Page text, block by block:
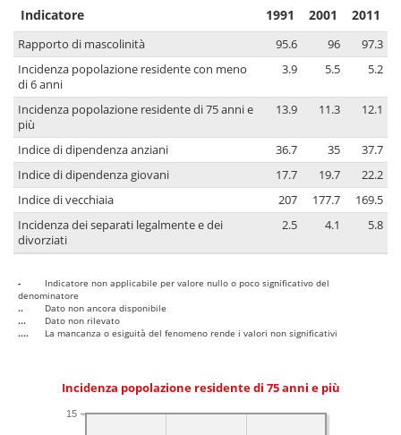
Indicatore 1991 2001 2011
Rapporto di mascolinità 95.6 96
97.3
Incidenza popolazione residente con meno
di 6 anni
3.9 5.5 5.2
Incidenza popolazione residente di 75 anni e
più
13.9 11.3 12.1
Indice di dipendenza anziani 36.7 35
37.7
Indice di dipendenza giovani
17.7 19.7
22.2
Indice di vecchiaia
207 177.7
169.5
Incidenza dei separati legalmente e dei
divorziati
2.5 4.1 5.8
-
Indicatore non applicabile per valore nullo o poco significativo del
denominatore
..
Dato non ancora disponibile
...
Dato non rilevato
....
La mancanza o esiguità del fenomeno rende i valori non significativi
Incidenza popolazione residente di 75 anni e più
15